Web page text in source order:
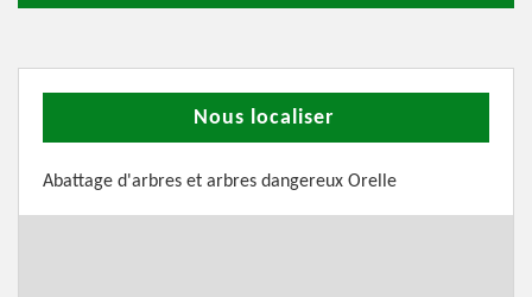
Nous localiser
Abattage d'arbres et arbres dangereux Orelle